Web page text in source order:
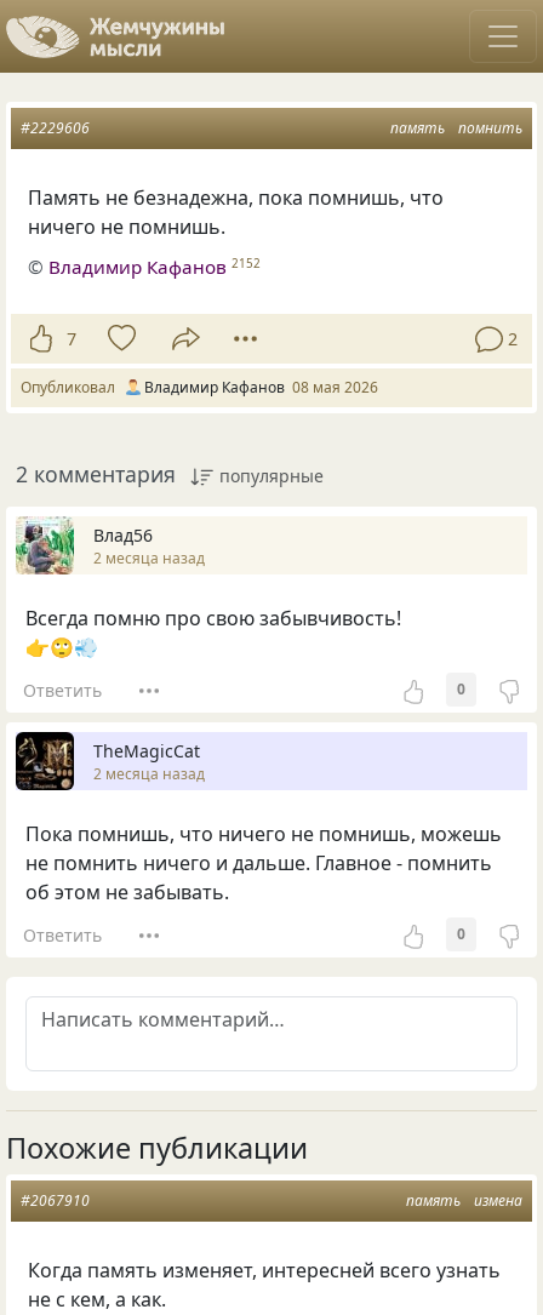
память помнить
#2229606
Память не безнадежна, пока помнишь, что
ничего не помнишь.
© Владимир Кафанов 2152
7 2
Опубликовал Владимир Кафанов 08 мая 2026
2 комментария популярные
Влад56
2 месяца назад
Всегда помню про свою забывчивость!
👉🙄💨
Ответить 0
TheMagicCat
2 месяца назад
Пока помнишь, что ничего не помнишь, можешь
не помнить ничего и дальше. Главное - помнить
об этом не забывать.
Ответить 0
Похожие публикации
память измена
#2067910
Когда память изменяет, интересней всего узнать
не с кем, а как.